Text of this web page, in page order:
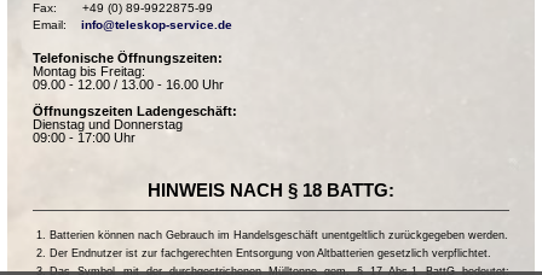
Fax:       +49 (0) 89-9922875-99
Email: info@teleskop-service.de
Telefonische Öffnungszeiten:
Montag bis Freitag:
09.00 - 12.00 / 13.00 - 16.00 Uhr
Öffnungszeiten Ladengeschäft:
Dienstag und Donnerstag
09:00 - 17:00 Uhr
HINWEIS NACH § 18 BATTG:
Batterien können nach Gebrauch im Handelsgeschäft unentgeltlich zurückgegeben werden.
Der Endnutzer ist zur fachgerechten Entsorgung von Altbatterien gesetzlich verpflichtet.
Das Symbol mit der durchgestrichenen Mülltonne gem. § 17 Abs.1 BattG bedeutet: